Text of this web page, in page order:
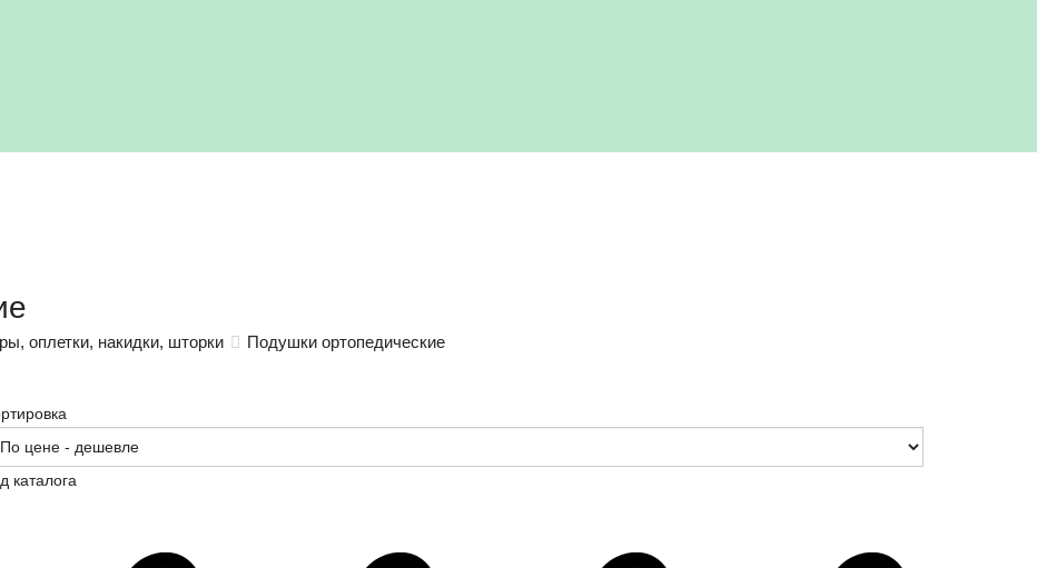
оплетки, накидки, шторки Подушки ортопедические
каталога